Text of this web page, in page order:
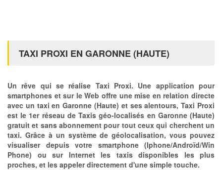
TAXI PROXI EN GARONNE (HAUTE)
Un rêve qui se réalise Taxi Proxi. Une application pour
smartphones et sur le Web offre une mise en relation directe
avec un taxi en Garonne (Haute) et ses alentours, Taxi Proxi
est le 1er réseau de Taxis géo-localisés en Garonne (Haute)
gratuit et sans abonnement pour tout ceux qui cherchent un
taxi. Grâce à un système de géolocalisation, vous pouvez
visualiser depuis votre smartphone (Iphone/Androïd/Win
Phone) ou sur Internet les taxis disponibles les plus
proches, et les appeler directement d'une simple touche.